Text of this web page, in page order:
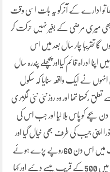
تو ادارے کے آنرکو یہ بات اسی وقت
میری مرضی کے بغیر نہیں حرکت کر
گا تقریبا چار سال بعد میں اس
اپنا ادراہ قائم کیااور پچھلے پندرہ سال
نے ایک واقعہ سنایا کہ سکول
رکھتا تھا اور وہ روز نئی نئی لگژری
دن بچے کو پاس بلا لیا اور جب اس کی
تو ذرا اپنی جیب کی طرف بھی خیال گیا اور
مجھے ٹھیک سے یاد ہے کہ میری جیب میں اس دن 60روپے پڑے ہوئے
تھے میں نے اس بچے کو ان پندرہ ہزار میں 500کے قریب پیسے دئیے اور کہا